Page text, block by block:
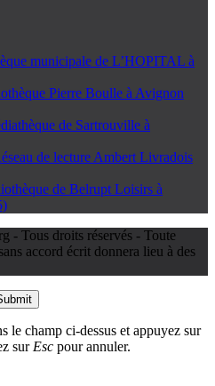
municipale de L’HOPITAL à
Pierre Boulle à Avignon
de Sartrouville à
de lecture Ambert Livradois
de Belrupt Loisirs à
- Tous droits réservés - Toute
accord écrit donnera lieu à des
le champ ci-dessus et appuyez sur
sur Esc pour annuler.